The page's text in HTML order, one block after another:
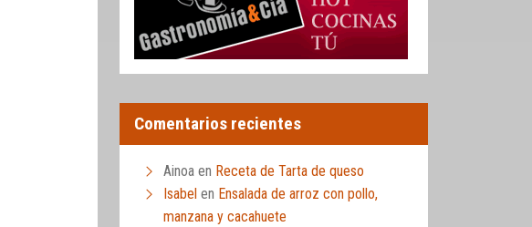
Comentarios recientes
Ainoa en Receta de Tarta de queso
Isabel en Ensalada de arroz con pollo,
manzana y cacahuete